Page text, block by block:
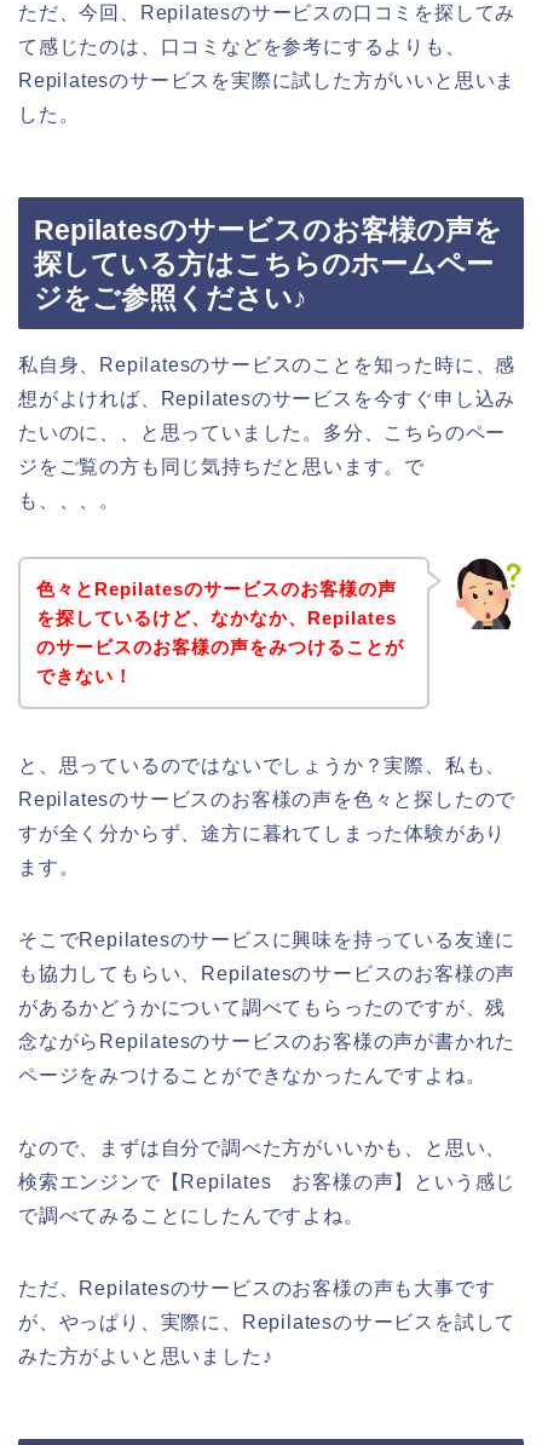
ただ、今回、Repilatesのサービスの口コミを探してみ
て感じたのは、口コミなどを参考にするよりも、
Repilatesのサービスを実際に試した方がいいと思いま
した。
Repilatesのサービスのお客様の声を
探している方はこちらのホームペー
ジをご参照ください♪
私自身、Repilatesのサービスのことを知った時に、感
想がよければ、Repilatesのサービスを今すぐ申し込み
たいのに、、と思っていました。多分、こちらのペー
ジをご覧の方も同じ気持ちだと思います。で
も、、、。
色々とRepilatesのサービスのお客様の声
を探しているけど、なかなか、Repilates
のサービスのお客様の声をみつけることが
できない！
と、思っているのではないでしょうか？実際、私も、
Repilatesのサービスのお客様の声を色々と探したので
すが全く分からず、途方に暮れてしまった体験があり
ます。
そこでRepilatesのサービスに興味を持っている友達に
も協力してもらい、Repilatesのサービスのお客様の声
があるかどうかについて調べてもらったのですが、残
念ながらRepilatesのサービスのお客様の声が書かれた
ページをみつけることができなかったんですよね。
なので、まずは自分で調べた方がいいかも、と思い、
検索エンジンで【Repilates お客様の声】という感じ
で調べてみることにしたんですよね。
ただ、Repilatesのサービスのお客様の声も大事です
が、やっぱり、実際に、Repilatesのサービスを試して
みた方がよいと思いました♪